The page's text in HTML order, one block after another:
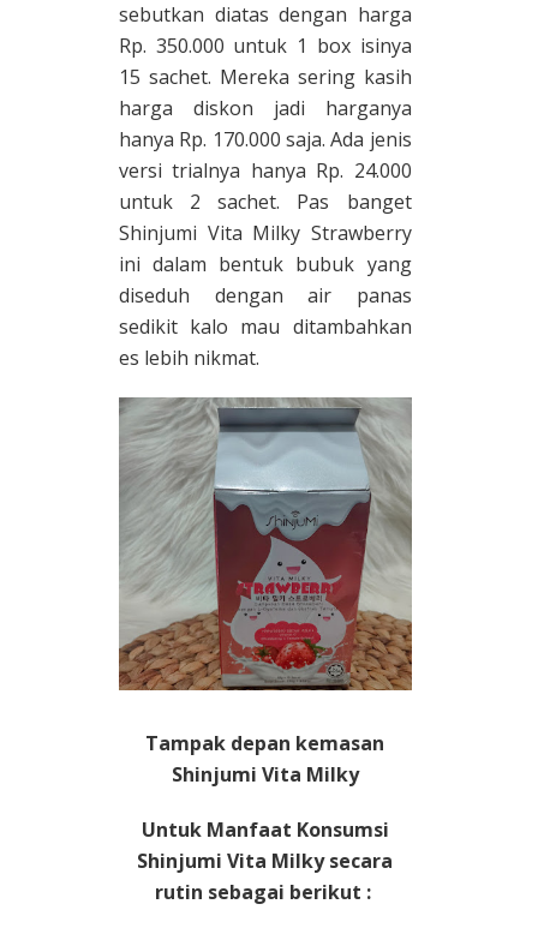
sebutkan diatas dengan harga
Rp. 350.000 untuk 1 box isinya
15 sachet. Mereka sering kasih
harga diskon jadi harganya
hanya Rp. 170.000 saja. Ada jenis
versi trialnya hanya Rp. 24.000
untuk 2 sachet. Pas banget
Shinjumi Vita Milky Strawberry
ini dalam bentuk bubuk yang
diseduh dengan air panas
sedikit kalo mau ditambahkan
es lebih nikmat.
Tampak depan kemasan
Shinjumi Vita Milky
Untuk Manfaat Konsumsi
Shinjumi Vita Milky secara
rutin sebagai berikut :